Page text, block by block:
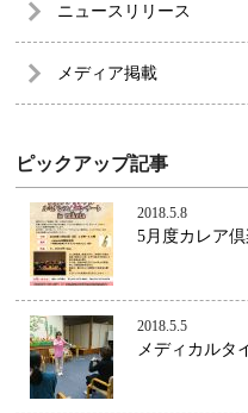
ニュースリリース
メディア掲載
ピックアップ記事
2018.5.8
5月度カレア
2018.5.5
メディカルタ